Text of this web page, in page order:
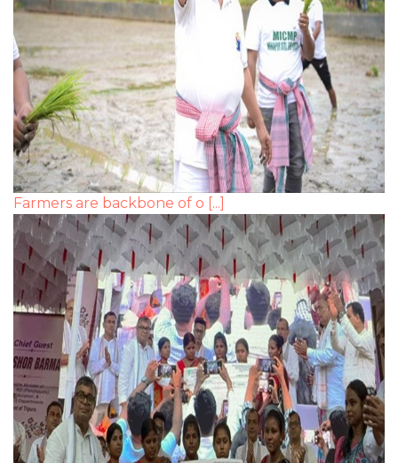
Farmers are backbone of o [...]